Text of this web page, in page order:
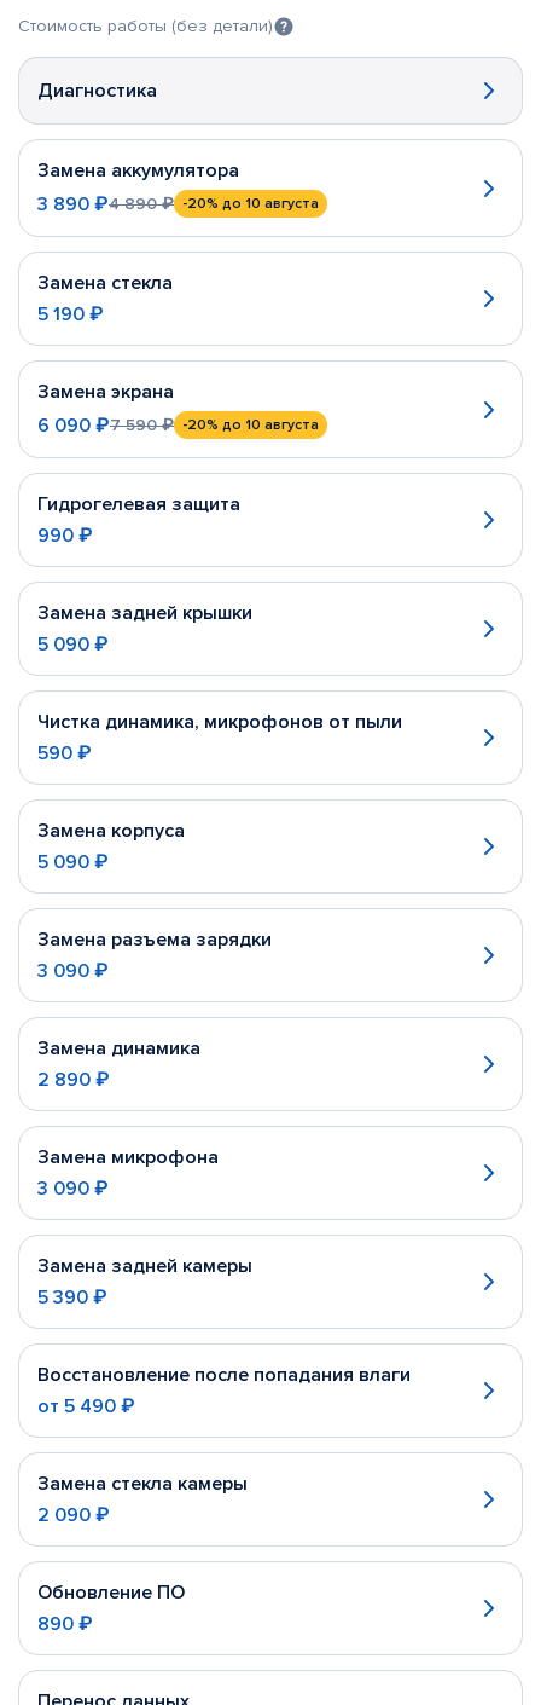
Стоимость работы (без детали)
Диагностика
Замена аккумулятора
3 890 ₽4 890 ₽ -20% до 10 августа
Замена стекла
5 190 ₽
Замена экрана
6 090 ₽7 590 ₽ -20% до 10 августа
Гидрогелевая защита
990 ₽
Замена задней крышки
5 090 ₽
Чистка динамика, микрофонов от пыли
590 ₽
Замена корпуса
5 090 ₽
Замена разъема зарядки
3 090 ₽
Замена динамика
2 890 ₽
Замена микрофона
3 090 ₽
Замена задней камеры
5 390 ₽
Восстановление после попадания влаги
от 5 490 ₽
Замена стекла камеры
2 090 ₽
Обновление ПО
890 ₽